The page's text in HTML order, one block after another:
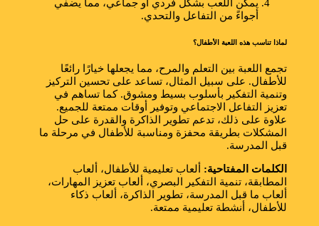
يمكن اللعب بشكل فردي أو جماعي، مما يضفي
أجواءً من التفاعل والتحدي.
لماذا تناسب هذه اللعبة الأطفال؟
تجمع اللعبة بين التعلم والمرح، مما يجعلها خيارًا رائعًا
للأطفال. على سبيل المثال، تساعد على تحسين التركيز
وتنمية التفكير بأسلوب بسيط ومشوق. كما تساهم في
تعزيز التفاعل الاجتماعي وتوفير أوقات ممتعة للجميع.
علاوة على ذلك، تدعم تطوير الذاكرة والقدرة على حل
المشكلات بطريقة محفزة ومناسبة للأطفال في مرحلة ما
قبل المدرسة.
الكلمات المفتاحية:
ألعاب تعليمية للأطفال، ألعاب
المطابقة، تنمية التفكير البصري، ألعاب تعزيز المهارات،
ألعاب ما قبل المدرسة، تطوير الذاكرة، ألعاب ذكاء
للأطفال، أنشطة تعليمية ممتعة.